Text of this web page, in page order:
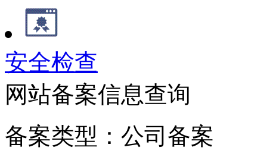
安全检查
网站备案信息查询
备案类型：公司备案